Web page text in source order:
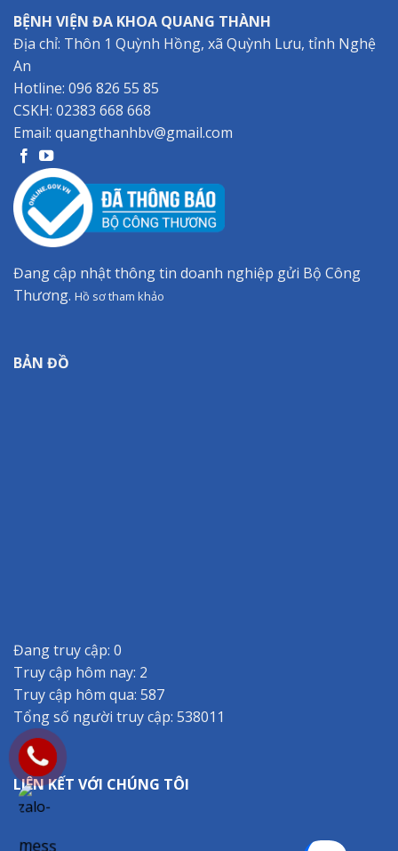
BỆNH VIỆN ĐA KHOA QUANG THÀNH
Địa chỉ: Thôn 1 Quỳnh Hồng, xã Quỳnh Lưu, tỉnh Nghệ
An
Hotline: 096 826 55 85
CSKH: 02383 668 668
Email: quangthanhbv@gmail.com
Đang cập nhật thông tin doanh nghiệp gửi Bộ Công
Thương. Hồ sơ tham khảo
BẢN ĐỒ
Đang truy cập: 0
Truy cập hôm nay: 2
Truy cập hôm qua: 587
Tổng số người truy cập: 538011
LIÊN KẾT VỚI CHÚNG TÔI